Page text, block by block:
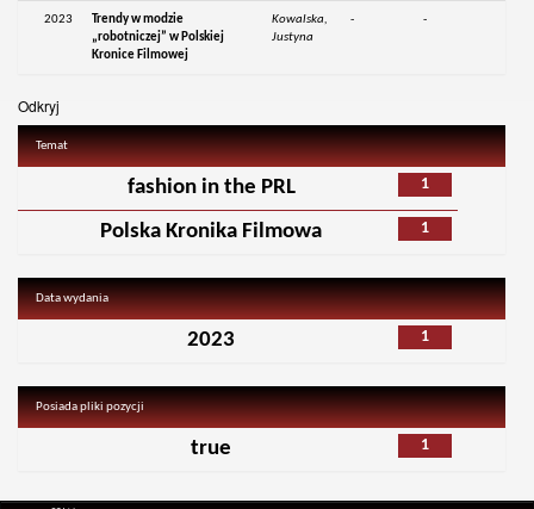
2023
Trendy w modzie
„robotniczej” w Polskiej
Kronice Filmowej
Kowalska,
Justyna
- -
Odkryj
Temat
1
fashion in the PRL
1
Polska Kronika Filmowa
Data wydania
1
2023
Posiada pliki pozycji
1
true